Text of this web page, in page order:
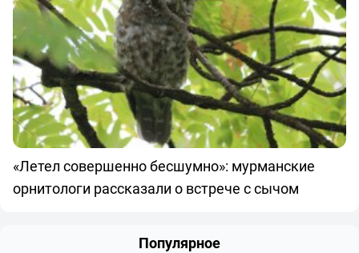
«Летел совершенно бесшумно»: мурманские
орнитологи рассказали о встрече с сычом
Популярное